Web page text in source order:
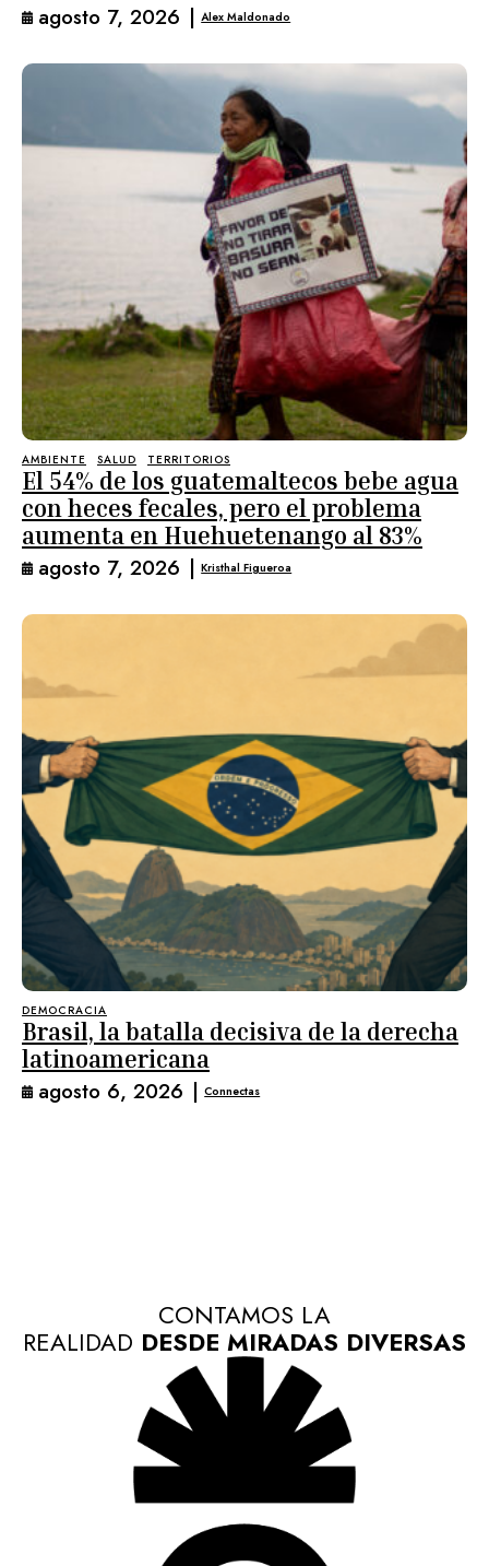
agosto 7, 2026 | Alex Maldonado
AMBIENTE SALUD TERRITORIOS
El 54% de los guatemaltecos bebe agua
con heces fecales, pero el problema
aumenta en Huehuetenango al 83%
agosto 7, 2026 | Kristhal Figueroa
DEMOCRACIA
Brasil, la batalla decisiva de la derecha
latinoamericana
agosto 6, 2026 | Connectas
CONTAMOS LA
REALIDAD DESDE MIRADAS DIVERSAS